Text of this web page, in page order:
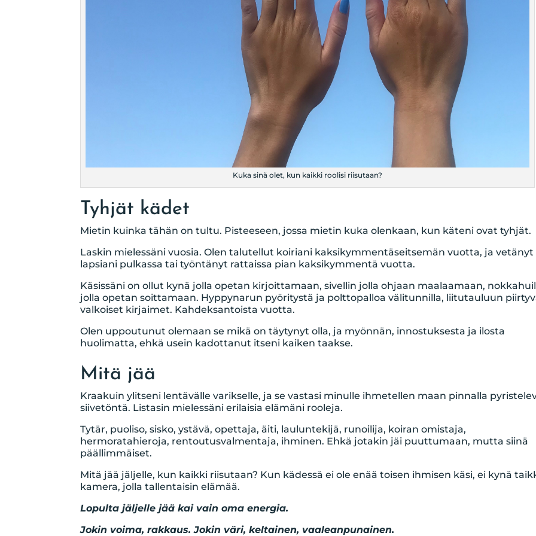
Kuka sinä olet, kun kaikki roolisi riisutaan?
Tyhjät kädet
Mietin kuinka tähän on tultu. Pisteeseen, jossa mietin kuka olenkaan, kun käteni ovat tyhjät.
Laskin mielessäni vuosia. Olen talutellut koiriani kaksikymmentäseitsemän vuotta, ja vetänyt
lapsiani pulkassa tai työntänyt rattaissa pian kaksikymmentä vuotta.
Käsissäni on ollut kynä jolla opetan kirjoittamaan, sivellin jolla ohjaan maalaamaan,
jolla opetan soittamaan. Hyppynarun pyöritystä ja polttopalloa välitunnilla, liitutauluun
valkoiset kirjaimet. Kahdeksantoista vuotta.
Olen uppoutunut olemaan se mikä on täytynyt olla, ja myönnän, innostuksesta ja ilosta
huolimatta, ehkä usein kadottanut itseni kaiken taakse.
Mitä jää
Kraakuin ylitseni lentävälle varikselle, ja se vastasi minulle ihmetellen maan pinnalla
siivetöntä. Listasin mielessäni erilaisia elämäni rooleja.
Tytär, puoliso, sisko, ystävä, opettaja, äiti, lauluntekijä, runoilija, koiran omistaja,
hermoratahieroja, rentoutusvalmentaja, ihminen. Ehkä jotakin jäi puuttumaan, mutta siinä
päällimmäiset.
Mitä jää jäljelle, kun kaikki riisutaan? Kun kädessä ei ole enää toisen ihmisen käsi, ei kynä
kamera, jolla tallentaisin elämää.
Lopulta jäljelle jää kai vain oma energia.
Jokin voima, rakkaus. Jokin väri, keltainen, vaaleanpunainen.